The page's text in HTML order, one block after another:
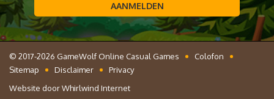
AANMELDEN
© 2017-2026 GameWolf Online Casual Games
Colofon
Sitemap
Disclaimer
Privacy
Website doorWhirlwind Internet